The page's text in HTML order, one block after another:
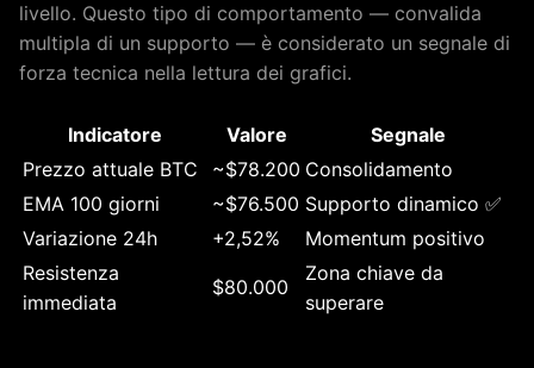
livello. Questo tipo di comportamento — convalida
multipla di un supporto — è considerato un segnale di
forza tecnica nella lettura dei grafici.
Indicatore Valore
Segnale
Prezzo attuale BTC
~$78.200 Consolidamento
EMA 100 giorni
~$76.500 Supporto dinamico ✅
Variazione 24h
+2,52%
Momentum positivo
Resistenza
immediata
$80.000
Zona chiave da
superare